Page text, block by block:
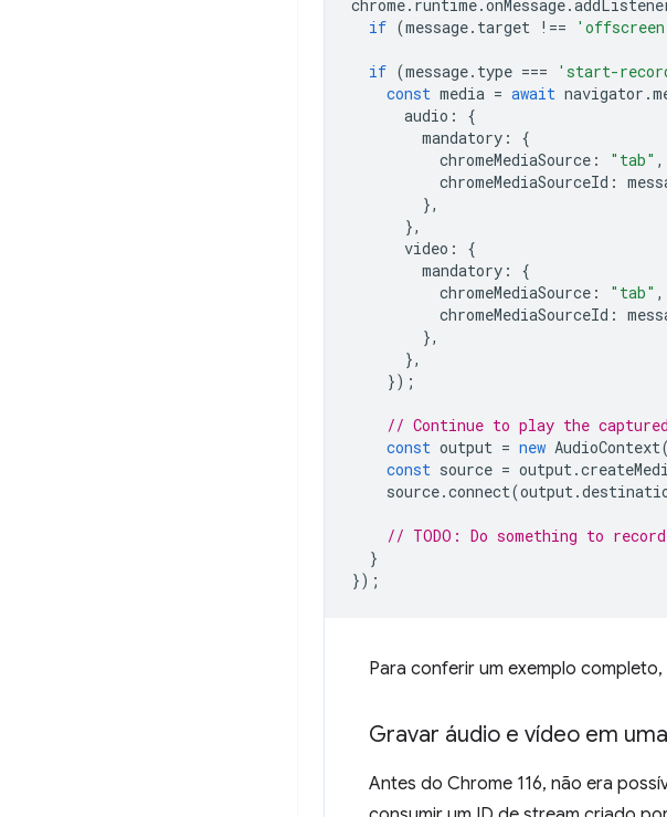
chrome. runtime.onMessage.
if (message. target !==
if (message. type === 'start-
const media = await navigator .
audio :
{
mandatory :
{
chromeMediaSource : "tab" ,
chromeMediaSourceId :
},
},
video :
{
mandatory :
{
chromeMediaSource : "tab" ,
chromeMediaSourceId :
},
},
});
// Continue to play the
const output = new AudioContext
const source = output.
source.connect(output.
// TODO: Do something to
}
});
Para conferir um exemplo
Gravar áudio e vídeo em
Antes do Chrome 116, não era